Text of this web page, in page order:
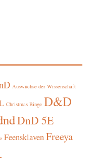
Auswüchse der Wissenschaft
Christmas Binge D&D
DnD 5E
FeensklavenFreeya